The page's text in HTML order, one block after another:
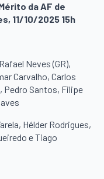
da AF de
11/10/2025 15h
Rafael Neves (GR),
Carvalho, Carlos
Pedro Santos, Filipe
Hélder Rodrigues,
e Tiago